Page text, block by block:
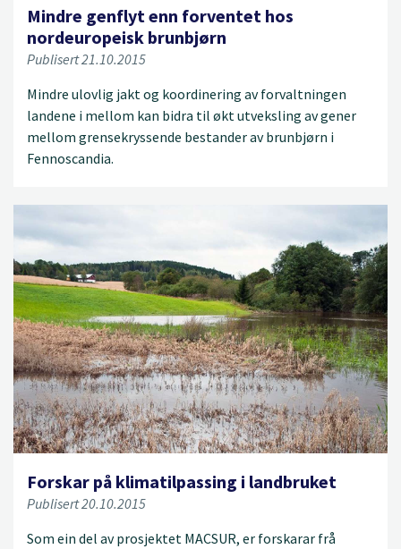
Mindre genflyt enn forventet hos
nordeuropeisk brunbjørn
Publisert 21.10.2015
Mindre ulovlig jakt og koordinering av forvaltningen
landene i mellom kan bidra til økt utveksling av gener
mellom grensekryssende bestander av brunbjørn i
Fennoscandia.
Forskar på klimatilpassing i landbruket
Publisert 20.10.2015
Som ein del av prosjektet MACSUR, er forskarar frå